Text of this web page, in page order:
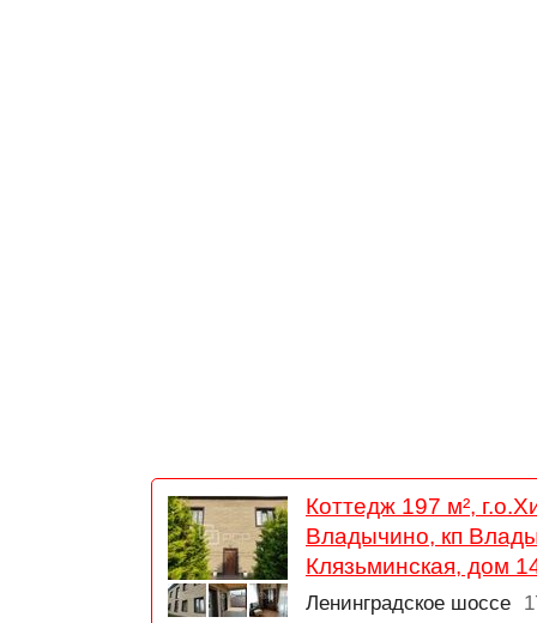
Коттедж 197 м²,
Владычино, кп
Клязьминская, дом
Ленинградское шоссе